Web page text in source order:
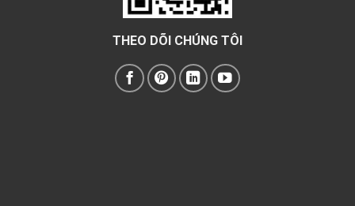
THEO DÕI CHÚNG TÔI